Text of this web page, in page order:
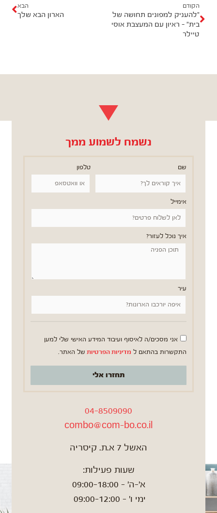
ד
הקודם
"להעניק למפונים תחושה של
בית" – ראיון עם המעצבת אוסי
טיילר
הבא
הארון הבא שלך
ב
נשמח לשמוע ממך
שם טלפון
אימייל
איך נוכל לעזור?
עיר
אני מסכים/ה לאיסוף ועיבוד המידע האישי שלי למען
התקשרות בהתאם ל מדיניות הפרטיות של האתר.
תחזרו אלי
04-8509090
combo@com-bo.co.il
האשל 7 א.ת. קיסריה
שעות פעילות:
א'-ה' – 09:00-18:00
ימי ו' – 09:00-12:00